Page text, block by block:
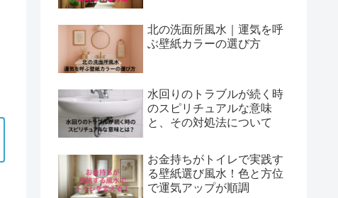
北の洗面所風水｜運気を呼
ぶ壁紙カラーの選び方
水回りのトラブルが続く時
のスピリチュアルな意味
と、その対処法について
お金持ちがトイレで実践す
る壁紙選び風水！色と方位
で運気アップが順調